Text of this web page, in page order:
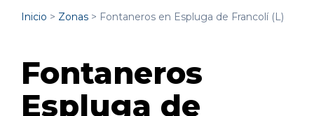
Inicio > Zonas > Fontaneros en Espluga de Francolí (L)
Fontaneros
Espluga de